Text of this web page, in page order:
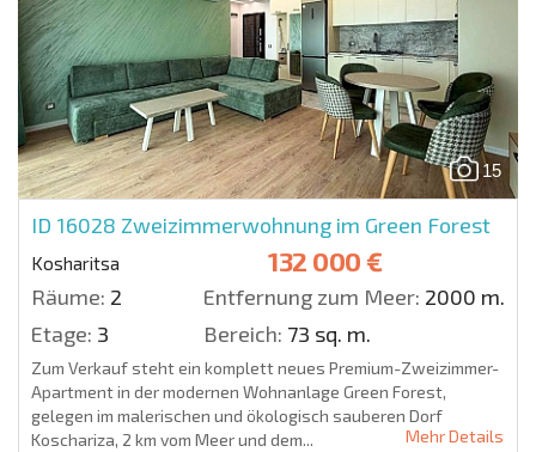
15
ID 16028 Zweizimmerwohnung im Green Forest
Kosharitsa 132 000 €
Räume: 2 Entfernung zum Meer: 2000 m.
Etage: 3 Bereich: 73 sq. m.
Zum Verkauf steht ein komplett neues Premium-Zweizimmer-
Apartment in der modernen Wohnanlage Green Forest,
gelegen im malerischen und ökologisch sauberen Dorf
Koschariza, 2 km vom Meer und dem...
Mehr Details